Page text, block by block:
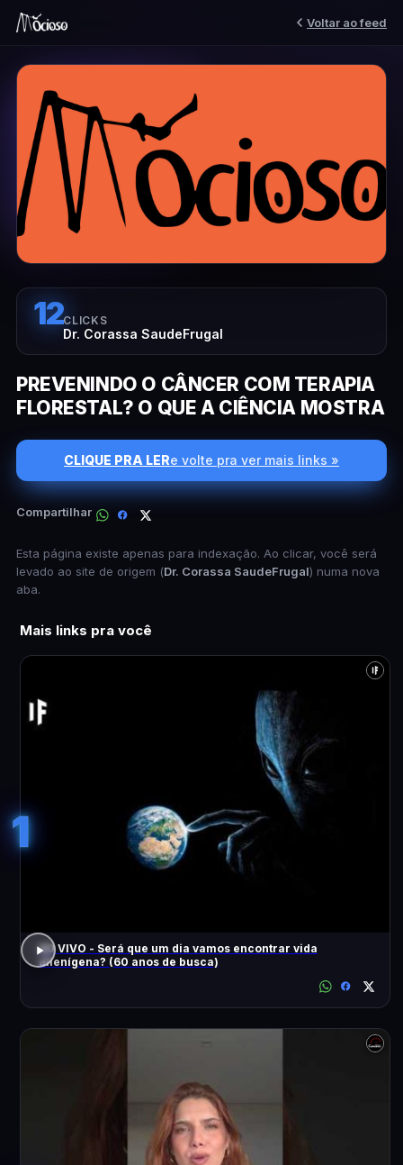
Voltar ao feed
12CLICKS
Dr. Corassa SaudeFrugal
PREVENINDO O CÂNCER COM TERAPIA
FLORESTAL? O QUE A CIÊNCIA MOSTRA
CLIQUE PRA LERe volte pra ver mais links »
Compartilhar
Esta página existe apenas para indexação. Ao clicar, você será
levado ao site de origem (Dr. Corassa SaudeFrugal) numa nova
aba.
Mais links pra você
1
AO VIVO - Será que um dia vamos encontrar vida
alienígena? (60 anos de busca)